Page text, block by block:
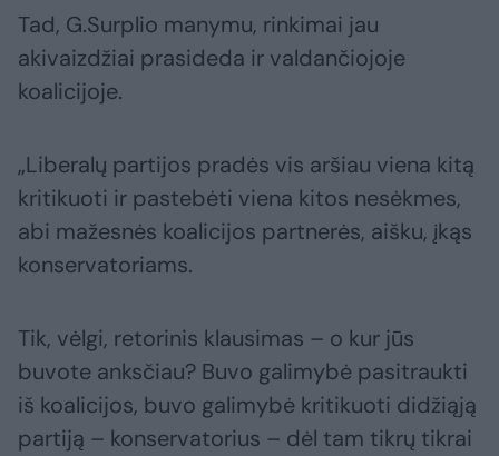
Tad, G.Surplio manymu, rinkimai jau
akivaizdžiai prasideda ir valdančiojoje
koalicijoje.
„Liberalų partijos pradės vis aršiau viena kitą
kritikuoti ir pastebėti viena kitos nesėkmes,
abi mažesnės koalicijos partnerės, aišku, įkąs
konservatoriams.
Tik, vėlgi, retorinis klausimas – o kur jūs
buvote anksčiau? Buvo galimybė pasitraukti
iš koalicijos, buvo galimybė kritikuoti didžiąją
partiją – konservatorius – dėl tam tikrų tikrai